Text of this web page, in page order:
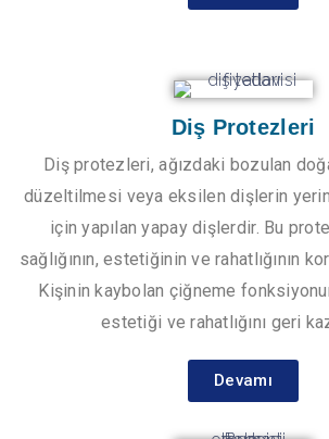
Diş Protezleri
Diş protezleri, ağızdaki bozulan
düzeltilmesi veya eksilen dişlerin
için yapılan yapay dişlerdir. Bu
sağlığının, estetiğinin ve rahatlığının
Kişinin kaybolan çiğneme
estetiği ve rahatlığını geri
Devamı